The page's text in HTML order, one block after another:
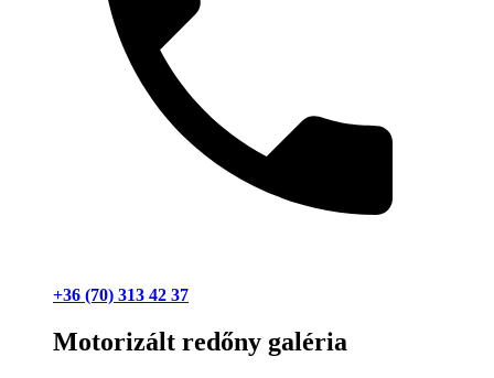
+36 (70) 313 42 37
Motorizált redőny galéria